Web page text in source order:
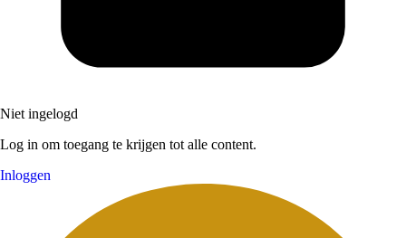
Niet ingelogd
Log in om toegang te krijgen tot alle content.
Inloggen